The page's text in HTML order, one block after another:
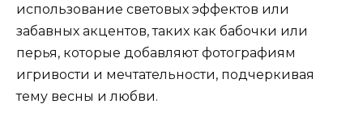
использование световых эффектов или
забавных акцентов, таких как бабочки или
перья, которые добавляют фотографиям
игривости и мечтательности, подчеркивая
тему весны и любви.